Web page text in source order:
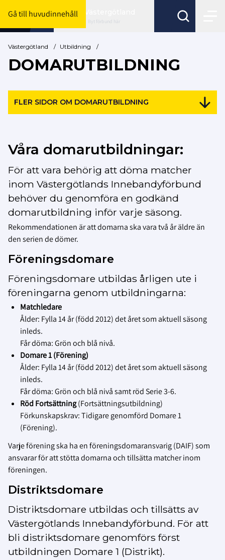
Gå till huvudinnehåll
Byt förbund här
Västergötland / Utbildning /
DOMARUTBILDNING
FLER SIDOR OM DOMARUTBILDNING
Våra domarutbildningar:
För att vara behörig att döma matcher
inom Västergötlands Innebandyförbund
behöver du genomföra en godkänd
domarutbildning inför varje säsong.
Rekommendationen är att domarna ska vara två år äldre än
den serien de dömer.
Föreningsdomare
Föreningsdomare utbildas årligen ute i
föreningarna genom utbildningarna:
Matchledare
Ålder: Fylla 14 år (född 2012) det året som aktuell säsong
inleds.
Får döma: Grön och blå nivå.
Domare 1 (Förening)
Ålder: Fylla 14 år (född 2012) det året som aktuell säsong
inleds.
Får döma: Grön och blå nivå samt röd Serie 3-6.
Röd Fortsättning(Fortsättningsutbildning)
Förkunskapskrav: Tidigare genomförd Domare 1
(Förening).
Varje förening ska ha en föreningsdomaransvarig (DAIF) som
ansvarar för att stötta domarna och tillsätta matcher inom
föreningen.
Distriktsdomare
Distriktsdomare utbildas och tillsätts av
Västergötlands Innebandyförbund. För att
bli distriktsdomare genomförs först
utbildningen Domare 1 (Distrikt).